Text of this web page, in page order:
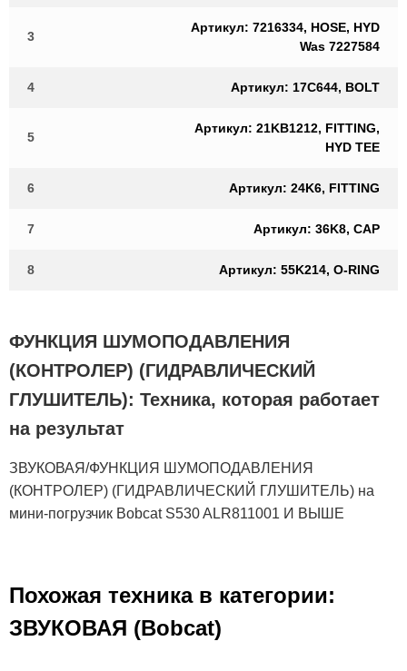
3
Артикул: 7216334, HOSE, HYD
Was 7227584
4 Артикул: 17C644, BOLT
5
Артикул: 21KB1212, FITTING,
HYD TEE
6 Артикул: 24K6, FITTING
7 Артикул: 36K8, CAP
8 Артикул: 55K214, O-RING
ФУНКЦИЯ ШУМОПОДАВЛЕНИЯ
(КОНТРОЛЕР) (ГИДРАВЛИЧЕСКИЙ
ГЛУШИТЕЛЬ): Техника, которая работает
на результат
ЗВУКОВАЯ/ФУНКЦИЯ ШУМОПОДАВЛЕНИЯ
(КОНТРОЛЕР) (ГИДРАВЛИЧЕСКИЙ ГЛУШИТЕЛЬ) на
мини-погрузчик Bobcat S530 ALR811001 И ВЫШЕ
Похожая техника в категории:
ЗВУКОВАЯ (Bobcat)